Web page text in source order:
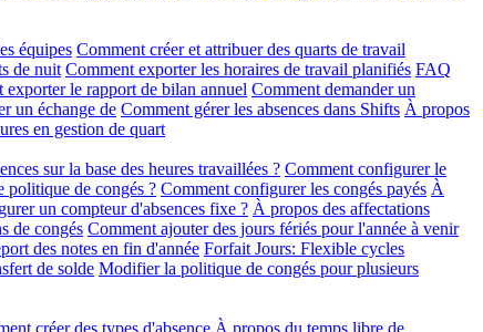
équipes Comment créer et attribuer des quarts de travail
de nuit Comment exporter les horaires de travail planifiés FAQ
exporter le rapport de bilan annuel Comment demander un
un échange de Comment gérer les absences dans Shifts À propos
en gestion de quart
sur la base des heures travaillées ? Comment configurer le
politique de congés ? Comment configurer les congés payés À
un compteur d'absences fixe ? À propos des affectations
de congés Comment ajouter des jours fériés pour l'année à venir
des notes en fin d'année Forfait Jours: Flexible cycles
de solde Modifier la politique de congés pour plusieurs
créer des types d'absence À propos du temps libre de